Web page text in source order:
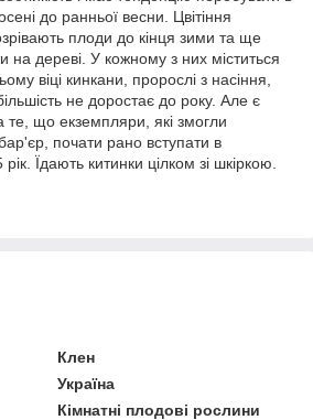
до ранньої весни. Цвітіння
плоди до кінця зими та ще
на дереві. У кожному з них міститься
віці кинкани, пророслі з насіння,
не доростає до року. Але є
що екземпляри, які змогли
почати рано вступати в
Їдають китинки цілком зі шкіркою.
Клен
Україна
Кімнатні плодові рослини